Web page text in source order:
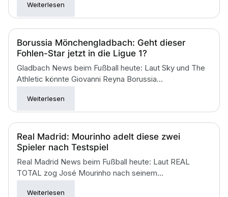
Weiterlesen
Borussia Mönchengladbach: Geht dieser
Fohlen-Star jetzt in die Ligue 1?
Gladbach News beim Fußball heute: Laut Sky und The
Athletic könnte Giovanni Reyna Borussia...
Weiterlesen
Real Madrid: Mourinho adelt diese zwei
Spieler nach Testspiel
Real Madrid News beim Fußball heute: Laut REAL
TOTAL zog José Mourinho nach seinem...
Weiterlesen